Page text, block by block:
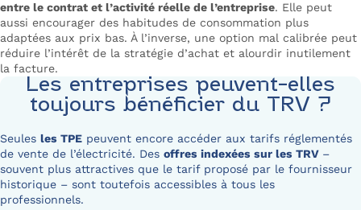
entre le contrat et l’activité réelle de l’entreprise. Elle peut
aussi encourager des habitudes de consommation plus
adaptées aux prix bas. À l’inverse, une option mal calibrée peut
réduire l’intérêt de la stratégie d’achat et alourdir inutilement
la facture.
Les entreprises peuvent-elles
toujours bénéficier du TRV ?
Seules les TPE peuvent encore accéder aux tarifs réglementés
de vente de l’électricité. Des offres indexées sur les TRV –
souvent plus attractives que le tarif proposé par le fournisseur
historique – sont toutefois accessibles à tous les
professionnels.